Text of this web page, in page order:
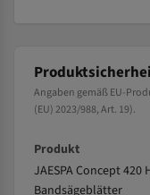
Angaben gemäß EU-
(EU) 2023/988, Art. 19).
Produkt
JAESPA Concept
Bandsägeblätter